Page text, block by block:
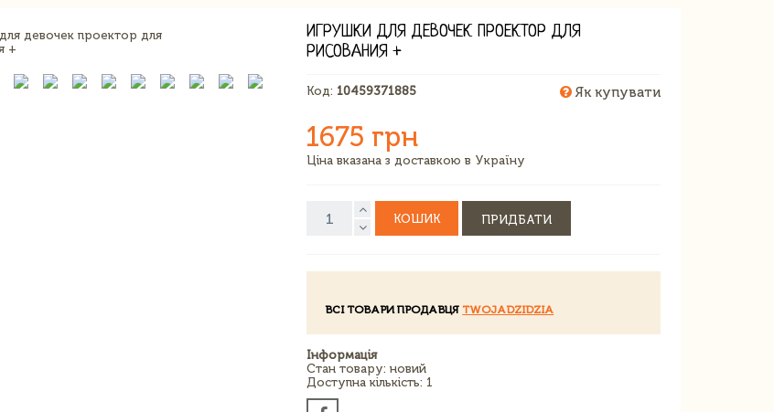
ИГРУШКИ ДЛЯ ДЕВОЧЕК ПРОЕКТОР ДЛЯ
РИСОВАНИЯ +
Код: 10459371885 Як купувати
1675 грн
Ціна вказана з доставкою в Україну
КОШИК ПРИДБАТИ
ВСІ ТОВАРИ ПРОДАВЦЯTWOJADZIDZIA
Інформація
Стан товару: новий
Доступна кількість: 1